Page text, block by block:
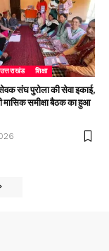
उत्तराखंड शिक्षा
संघ पुरोला की सेवा इकाई,
मासिक समीक्षा बैठक का हुआ